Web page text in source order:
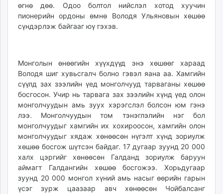
өгнө дөө. Одоо болтол нийслэл хотод хуучин
пионерийн ордоны өмнө Володя Ульяновын хөшөө
сүндэрлэж байгааг юү гэхэв.
Монголын өнөөгийн хүүхдүүд энэ хөшөөг хараад
Володя шиг хувьсгалч болно гэвэл яана аа. Хамгийн
сүүлд зах зээлийн үед монголчууд тарваганы хөшөө
босгосон. Учир нь тарвага зах зээлийн хүнд үед олон
монголчуудын амь зуух хэрэгслэл болсон юм гэнэ
лээ. Монголчуудын том тэнэглэлийн нэг бол
монголчуудыг хамгийн их хохироосон, хамгийн олон
монголчуудыг хядаж хөнөөсөн нүгэлт хүнд зориулж
хөшөө босгож шүтсэн байдаг. 17 дугаар зуунд 20 000
халх цэргийг хөнөөсөн Галданд зориулж баруун
аймагт Галдангийн хөшөө босгожээ. Хорьдугаар
зуунд 20 000 монгол хүний амь насыг өөрийн гарын
үсэг зурж цаазаар авч хөнөөсөн Чойбалсанг